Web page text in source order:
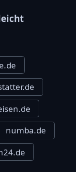
numba.de